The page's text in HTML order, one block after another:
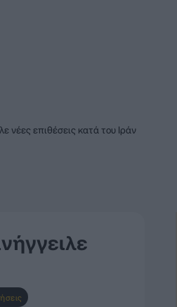
νέες επιθέσεις κατά του Ιράν